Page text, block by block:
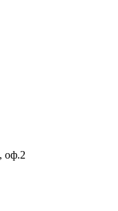
оф.2